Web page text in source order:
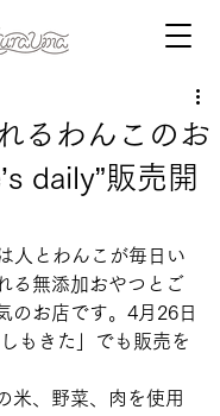
るわんこのお
daily”販売開
人とわんこが毎日い
る無添加おやつとご
のお店です。4月26日
もきた」でも販売を
米、野菜、肉を使用